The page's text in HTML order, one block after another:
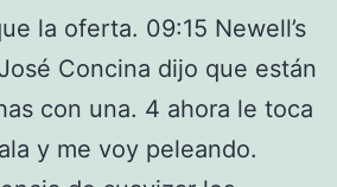
la oferta. 09:15 Newell’s
Concina dijo que están
con una. 4 ahora le toca
y me voy peleando.